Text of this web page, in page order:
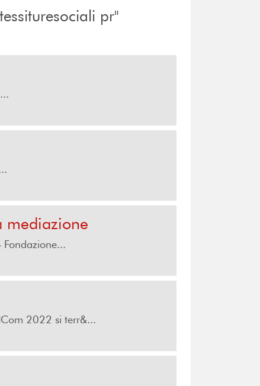
pr"
mediazione
Fondazione...
2022 si terr&...